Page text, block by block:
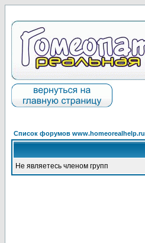
Список форумов www.homeorealhelp.ru
Не являетесь членом групп